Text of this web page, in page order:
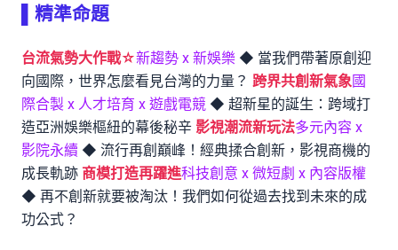
▌精準命題
台流氣勢大作戰☆新趨勢 x 新娛樂 ◆ 當我們帶著原創迎
向國際，世界怎麼看見台灣的力量？ 跨界共創新氣象國
際合製 x 人才培育 x 遊戲電競 ◆ 超新星的誕生：跨域打
造亞洲娛樂樞紐的幕後秘辛 影視潮流新玩法多元內容 x
影院永續 ◆ 流行再創巔峰！經典揉合創新，影視商機的
成長軌跡 商模打造再躍進科技創意 x 微短劇 x 內容版權
◆ 再不創新就要被淘汰！我們如何從過去找到未來的成
功公式？